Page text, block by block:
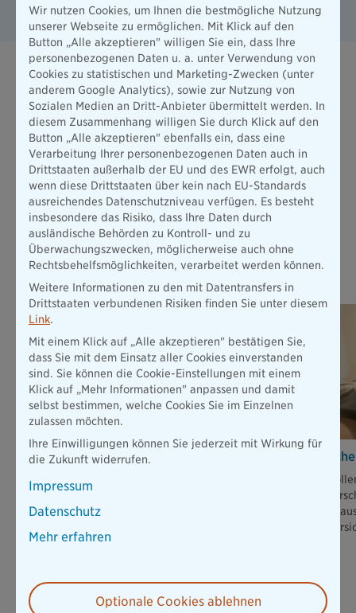
Podcasts
Die Bayerische denkt über die Grenzen des Versicherns
hinaus - das zeigt sich auch in den Themen der beiden
Podcasts "FRAUSICHERT" und "Süße Zitronen". Hören Sie
doch einfach mal rein.
Zu den Podcasts
Ratgeber
Zu allen Ratgeber-Themen
Was bringt die Dienstunfähigkeits­versicherung
Steigender Stress im Klassenzimmer und
Lehrermangel: Warum es gerade für Lehrer und
Dienstunfähigkeitsversicherung abzuschließen.
Sie
eine
die
Wir nutzen Cookies, um Ihnen die bestmögliche Nutzung
unserer Webseite zu ermöglichen. Mit Klick auf den
Button „Alle akzeptieren" willigen Sie ein, dass Ihre
personenbezogenen Daten u. a. unter Verwendung von
Cookies zu statistischen und Marketing-Zwecken (unter
anderem Google Analytics), sowie zur Nutzung von
Sozialen Medien an Dritt-Anbieter übermittelt werden. In
diesem Zusammenhang willigen Sie durch Klick auf den
Button „Alle akzeptieren" ebenfalls ein, dass eine
Verarbeitung Ihrer personenbezogenen Daten auch in
Drittstaaten außerhalb der EU und des EWR erfolgt, auch
wenn diese Drittstaaten über kein nach EU-Standards
ausreichendes Datenschutzniveau verfügen. Es besteht
insbesondere das Risiko, dass Ihre Daten durch
ausländische Behörden zu Kontroll- und zu
Überwachungszwecken, möglicherweise auch ohne
Rechtsbehelfsmöglichkeiten, verarbeitet werden können.
Weitere Informationen zu den mit Datentransfers in
Drittstaaten verbundenen Risiken finden Sie unter diesem
Link.
Mit einem Klick auf „Alle akzeptieren" bestätigen Sie,
dass Sie mit dem Einsatz aller Cookies einverstanden
sind. Sie können die Cookie-Einstellungen mit einem
Klick auf „Mehr Informationen" anpassen und damit
selbst bestimmen, welche Cookies Sie im Einzelnen
zulassen möchten.
Ihre Einwilligungen können Sie jederzeit mit Wirkung für
die Zukunft widerrufen.
Impressum
Datenschutz
Mehr erfahren
Optionale Cookies ablehnen